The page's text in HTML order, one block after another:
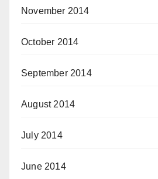
November 2014
October 2014
September 2014
August 2014
July 2014
June 2014